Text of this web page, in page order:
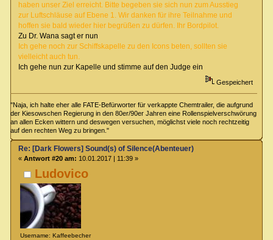
haben unser Ziel erreicht. Bitte begeben sie sich nun zum Ausstieg
zur Luftschläuse auf Ebene 1. Wir danken für ihre Teilnahme und
hoffen sie bald wieder hier begrüßen zu dürfen. Ihr Bordpilot.
Zu Dr. Wana sagt er nun
Ich gehe noch zur Schiffskapelle zu den Icons beten, sollten sie
vielleicht auch tun.
Ich gehe nun zur Kapelle und stimme auf den Judge ein
Gespeichert
"Naja, ich halte eher alle FATE-Befürworter für verkappte Chemtrailer, die aufgrund
der Kiesowschen Regierung in den 80er/90er Jahren eine Rollenspielverschwörung
an allen Ecken wittern und deswegen versuchen, möglichst viele noch rechtzeitig
auf den rechten Weg zu bringen."
Ludovico
Username: Kaffeebecher
Re: [Dark Flowers] Sound(s) of Silence(Abenteuer)
« Antwort #20 am: 10.01.2017 | 11:39 »